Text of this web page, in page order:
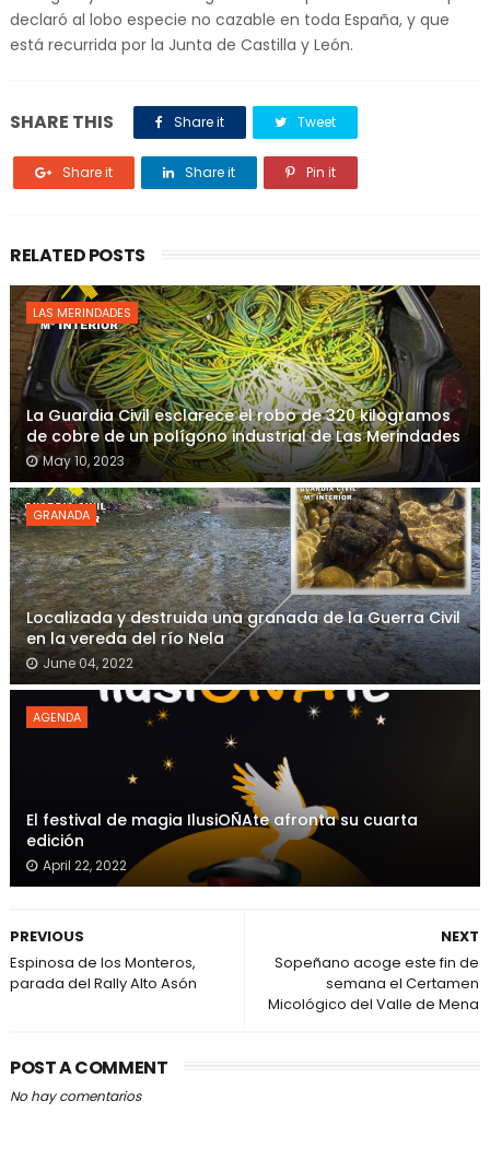
declaró al lobo especie no cazable en toda España, y que
está recurrida por la Junta de Castilla y León.
SHARE THIS Share it Tweet
Share it Share it Pin it
RELATED POSTS
LAS MERINDADES
La Guardia Civil esclarece el robo de 320 kilogramos
de cobre de un polígono industrial de Las Merindades
May 10, 2023
GRANADA
Localizada y destruida una granada de la Guerra Civil
en la vereda del río Nela
June 04, 2022
AGENDA
El festival de magia IlusiOÑAte afronta su cuarta
edición
April 22, 2022
NEXT
Sopeñano acoge este fin de
semana el Certamen
Micológico del Valle de Mena
PREVIOUS
Espinosa de los Monteros,
parada del Rally Alto Asón
POST A COMMENT
No hay comentarios